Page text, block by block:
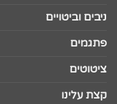
ניבים וביטויים
פתגמים
ציטוטים
קצת עלינו